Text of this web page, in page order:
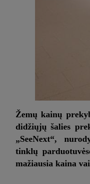
Žemų kainų
didžiųjų šalies
„SeeNext“,
tinklų
mažiausia kaina